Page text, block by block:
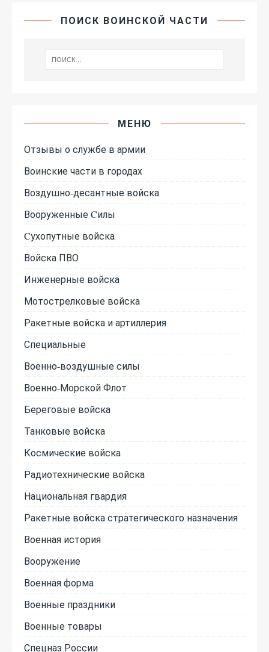
ПОИСК ВОИНСКОЙ ЧАСТИ
МЕНЮ
Отзывы о службе в армии
Воинские части в городах
Воздушно-десантные войска
Вооруженные Cилы
Cухопутные войска
Войска ПВО
Инженерные войска
Мотострелковые войска
Ракетные войска и артиллерия
Специальные
Военно-воздушные силы
Военно-Морской Флот
Береговые войска
Танковые войска
Космические войска
Радиотехнические войска
Национальная гвардия
Ракетные войска стратегического назначения
Военная история
Вооружение
Военная форма
Военные праздники
Военные товары
Спецназ России